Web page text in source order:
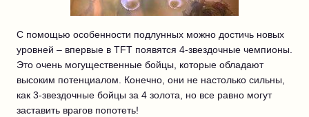
С помощью особенности подлунных можно достичь новых
уровней – впервые в TFT появятся 4-звездочные чемпионы.
Это очень могущественные бойцы, которые обладают
высоким потенциалом. Конечно, они не настолько сильны,
как 3-звездочные бойцы за 4 золота, но все равно могут
заставить врагов попотеть!